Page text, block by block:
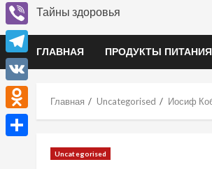
Тайны здоровья
ГЛАВНАЯ ПРОДУКТЫ ПИТАНИЯ
Главная Uncategorised Иосиф
Uncategorised
WhatsApp
Viber
Telegram
VK
Odnoklassniki
Отправить